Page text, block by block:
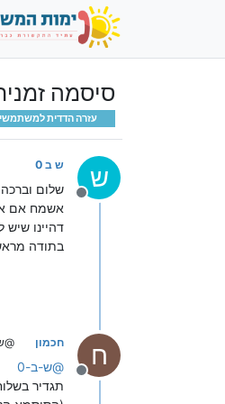
סיסמה
עזרה הדדית
ש
מנותק
ש ב 0
שלום וברכה
אשמח אם
דהיינו שיש לי שלוחה 5 שבו אני יכול לשנות סיסמה של שלוחה 9
בתודה
ח
מנותק
חכמון
@ש-ב-0
תגדיר בשלוחה 5 שישנה את הסיסמא לשלוחה 9 ושההגדרה תהיה